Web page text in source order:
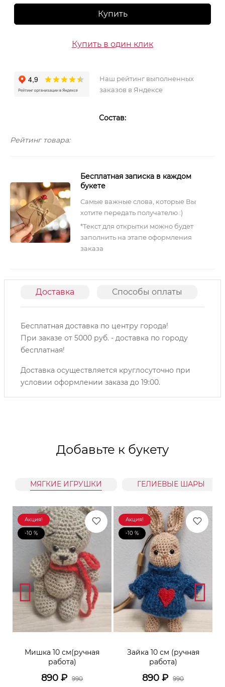
Купить
Купить в один клик
Наш рейтинг выполненных
заказов в Яндексе
Состав:
Рейтинг товара:
Бесплатная записка в каждом
букете
Самые важные слова, которые Вы
хотите передать получателю :)
*Текст для открытки можно будет
заполнить на этапе оформления
заказа
Доставка Способы оплаты
Бесплатная доставка по центру города!
При заказе от 5000 руб. - доставка по городу
бесплатная!
Доставка осуществляется круглосуточно при
условии оформлении заказа до 19:00.
Добавьте к букету
МЯГКИЕ ИГРУШКИ ГЕЛИЕВЫЕ ШАРЫ
Акция!
-10 %
Мишка 10 см(ручная
работа)
890 ₽ 990
Акция!
-10 %
Зайка 10 см (ручная
работа)
890 ₽ 990